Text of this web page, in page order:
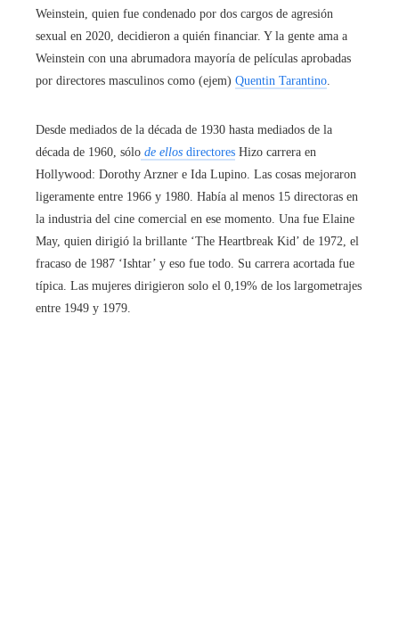
Weinstein, quien fue condenado por dos cargos de agresión
sexual en 2020, decidieron a quién financiar. Y la gente ama a
Weinstein con una abrumadora mayoría de películas aprobadas
por directores masculinos como (ejem) Quentin Tarantino.
Desde mediados de la década de 1930 hasta mediados de la
década de 1960, sólo de ellos directores Hizo carrera en
Hollywood: Dorothy Arzner e Ida Lupino. Las cosas mejoraron
ligeramente entre 1966 y 1980. Había al menos 15 directoras en
la industria del cine comercial en ese momento. Una fue Elaine
May, quien dirigió la brillante ‘The Heartbreak Kid’ de 1972, el
fracaso de 1987 ‘Ishtar’ y eso fue todo. Su carrera acortada fue
típica. Las mujeres dirigieron solo el 0,19% de los largometrajes
entre 1949 y 1979.